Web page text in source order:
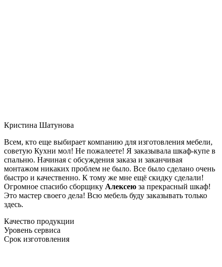
Кристина Шатунова
Всем, кто еще выбирает компанию для изготовления мебели,
советую Кухни мол! Не пожалеете! Я заказывала шкаф-купе в
спальню. Начиная с обсуждения заказа и заканчивая
монтажом никаких проблем не было. Все было сделано очень
быстро и качественно. К тому же мне ещё скидку сделали!
Огромное спасибо сборщику Алексею за прекрасный шкаф!
Это мастер своего дела! Всю мебель буду заказывать только
здесь.
Качество продукции
Уровень сервиса
Срок изготовления